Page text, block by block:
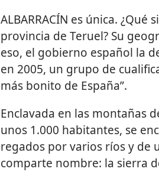
ALBARRACÍN es única.
provincia de Teruel? Su
eso, el gobierno español la
en 2005, un grupo de
más bonito de España”.
Enclavada en las montañas
unos 1.000 habitantes, se
regados por varios ríos y de
comparte nombre: la sierra